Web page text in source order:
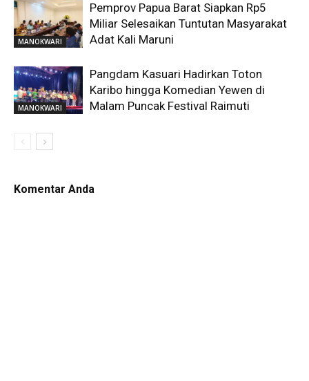
MANOKWARI
Pemprov Papua Barat Siapkan Rp5
Miliar Selesaikan Tuntutan Masyarakat
Adat Kali Maruni
MANOKWARI
Pangdam Kasuari Hadirkan Toton
Karibo hingga Komedian Yewen di
Malam Puncak Festival Raimuti
Komentar Anda